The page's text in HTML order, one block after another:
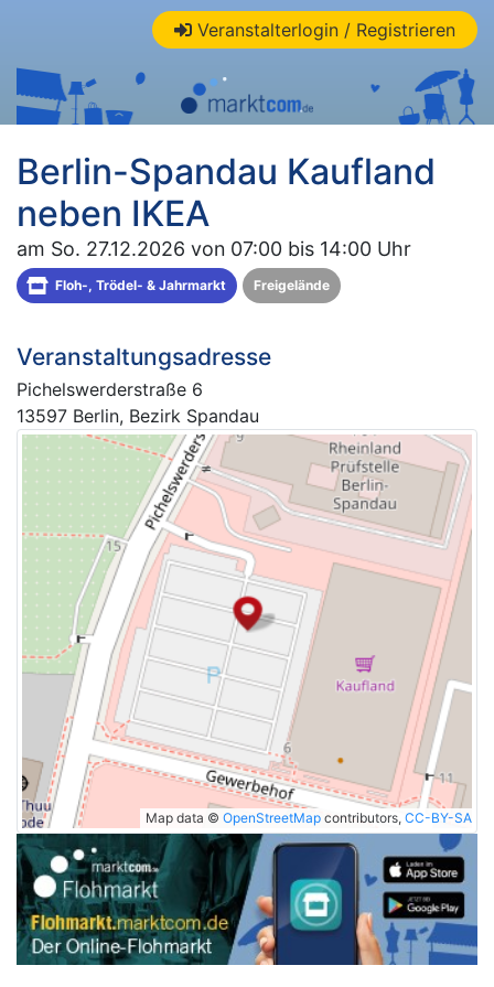
Veranstalterlogin / Registrieren
Berlin-Spandau Kaufland
neben IKEA
am So. 27.12.2026 von 07:00 bis 14:00 Uhr
Floh-, Trödel- & Jahrmarkt Freigelände
Veranstaltungsadresse
Pichelswerderstraße 6
13597 Berlin, Bezirk Spandau
Map data © OpenStreetMap contributors, CC-BY-SA